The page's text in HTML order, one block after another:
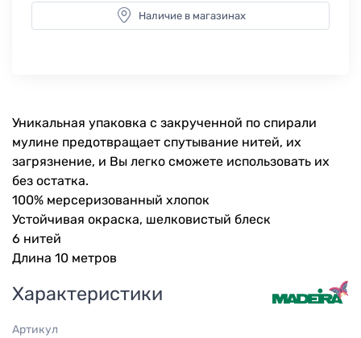
Наличие в магазинах
Уникальная упаковка с закрученной по спирали
мулине предотвращает спутывание нитей, их
загрязнение, и Вы легко сможете использовать их
без остатка.
100% мерсеризованный хлопок
Устойчивая окраска, шелковистый блеск
6 нитей
Длина 10 метров
Характеристики
Артикул